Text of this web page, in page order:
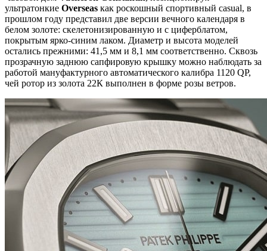
ультратонкие Overseas как роскошный спортивный casual, в
прошлом году представил две версии вечного календаря в
белом золоте: скелетонизированную и с циферблатом,
покрытым ярко-синим лаком. Диаметр и высота моделей
остались прежними: 41,5 мм и 8,1 мм соответственно. Сквозь
прозрачную заднюю сапфировую крышку можно наблюдать за
работой мануфактурного автоматического калибра 1120 QP,
чей ротор из золота 22К выполнен в форме розы ветров.